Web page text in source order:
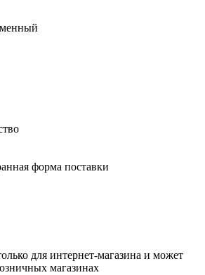
форма поставки
для интернет-магазина и может
магазинах